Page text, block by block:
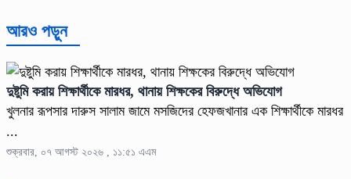
আরও পড়ুন
দুষ্টুমি করায় শিক্ষার্থীকে মারধর, থানায় শিক্ষকের বিরুদ্ধে অভিযোগ
খুলনার রূপসার দারুস সালাম জামে মসজিদের হেফজখানার এক শিক্ষার্থীকে মারধর
...
শুক্রবার, ০৭ আগস্ট ২০২৬ , ১১:৫১ এএম